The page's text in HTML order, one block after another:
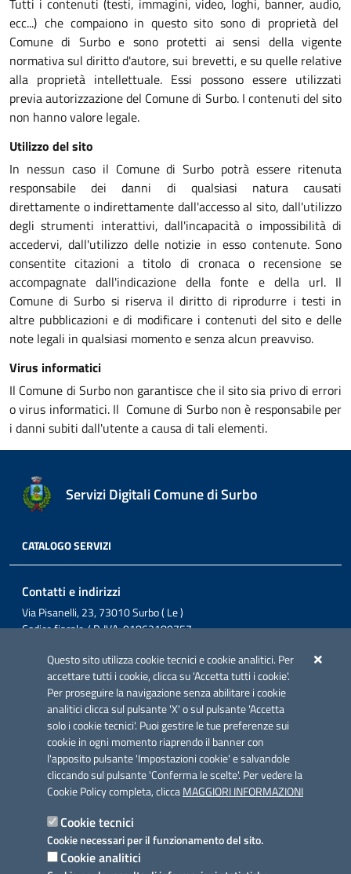
Questo sito utilizza cookie tecnici e cookie analitici. Per
accettare tutti i cookie, clicca su 'Accetta tutti i cookie'.
Per proseguire la navigazione senza abilitare i cookie
analitici clicca sul pulsante 'X' o sul pulsante 'Accetta
solo i cookie tecnici'. Puoi gestire le tue preferenze sui
cookie in ogni momento riaprendo il banner con
l'apposito pulsante 'Impostazioni cookie' e salvandole
cliccando sul pulsante 'Conferma le scelte'. Per vedere la
Cookie Policy completa, cliccaMAGGIORI INFORMAZIONI
Cookie tecnici
Cookie necessari per il funzionamento del sito.
Cookie analitici
Tutti i contenuti (testi, immagini, video, loghi, banner, audio,
ecc...) che compaiono in questo sito sono di proprietà del
Comune di Surbo e sono protetti ai sensi della vigente
normativa sul diritto d'autore, sui brevetti, e su quelle relative
alla proprietà intellettuale. Essi possono essere utilizzati
previa autorizzazione del Comune di Surbo. I contenuti del sito
non hanno valore legale.
Utilizzo del sito
In nessun caso il Comune di Surbo potrà essere ritenuta
responsabile dei danni di qualsiasi natura causati
direttamente o indirettamente dall'accesso al sito, dall'utilizzo
degli strumenti interattivi, dall'incapacità o impossibilità di
accedervi, dall'utilizzo delle notizie in esso contenute. Sono
consentite citazioni a titolo di cronaca o recensione se
accompagnate dall'indicazione della fonte e della url. Il
Comune di Surbo si riserva il diritto di riprodurre i testi in
altre pubblicazioni e di modificare i contenuti del sito e delle
note legali in qualsiasi momento e senza alcun preavviso.
Virus informatici
Il Comune di Surbo non garantisce che il sito sia privo di errori
o virus informatici. Il Comune di Surbo non è responsabile per
i danni subiti dall'utente a causa di tali elementi.
Servizi Digitali Comune di Surbo
CATALOGO SERVIZI
Contatti e indirizzi
Via Pisanelli, 23, 73010 Surbo ( Le )
Codice fiscale / P. IVA: 01862180757
Fax: 0832 360821
Email: comunesurbo@pec.it
Posta Elettronica Certificata: comunesurbo@pec.it
Iniziativa finanziata con risorse del POC Puglia 2014-2020. Asse II.
Azione 2.3.
Link utili
Informativa privacy